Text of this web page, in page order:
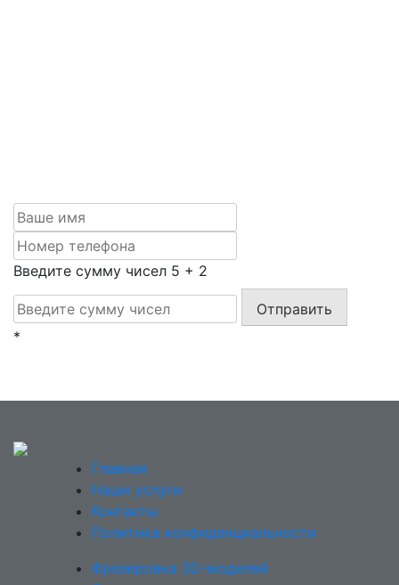
Введите сумму чисел 5 + 2
Отправить
*
Главная
Наши услуги
Контакты
Политика конфиденциальности
Фрезеровка 3D-моделей